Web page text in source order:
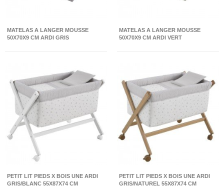
MATELAS A LANGER MOUSSE
50X70X9 CM ARDI GRIS
MATELAS A LANGER MOUSSE
50X70X9 CM ARDI VERT
PETIT LIT PIEDS X BOIS UNE ARDI
GRIS/BLANC 55X87X74 CM
PETIT LIT PIEDS X BOIS UNE ARDI
GRIS/NATUREL 55X87X74 CM